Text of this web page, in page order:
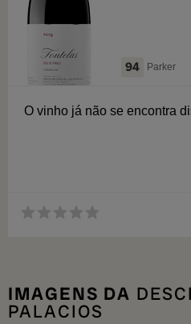
94 Parker
O vinho já não se encontra
IMAGENS DA
PALACIOS